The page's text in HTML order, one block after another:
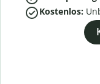
Kostenlos: